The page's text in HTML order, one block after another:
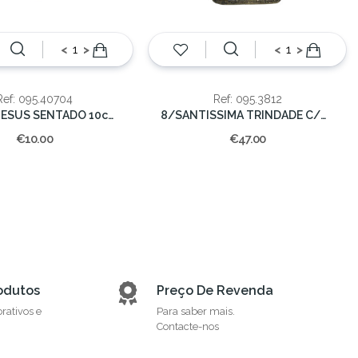
< >
095.40704
MENINO JESUS SENTADO 10cm (48)
€10.00
< >
Ref: 095.3812
8/SANTISSIMA TRINDADE C/DOUR.30cm
€47.00
e
Preço De Revenda
Para saber mais.
Contacte-nos